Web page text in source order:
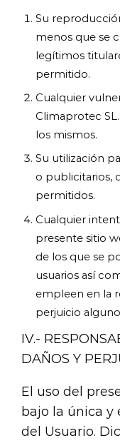
Su
menos que se
legítimos
permitido.
Cualquier
Climaprotec
los mismos.
Su utilización
o publicitarios,
permitidos.
Cualquier
presente sitio
de los que se
usuarios así
empleen en la
perjuicio
IV.-
DAÑOS Y
El uso del
bajo la única y
del Usuario.